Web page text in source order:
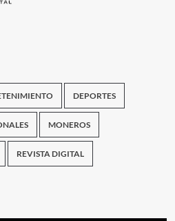
DEPORTES
MONEROS
REVISTA DIGITAL